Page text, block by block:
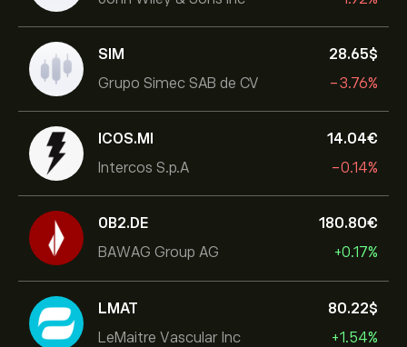
SIM
Grupo Simec SAB de CV
28.65‎$‎
-3.76%
ICOS.MI
Intercos S.p.A
14.04‎€‎
-0.14%
0B2.DE
BAWAG Group AG
180.80‎€‎
+0.17%
LMAT
LeMaitre Vascular Inc
80.22‎$‎
+1.54%